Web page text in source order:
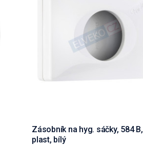
Zásobník na hyg. sáčky, 584 B,
plast, bílý